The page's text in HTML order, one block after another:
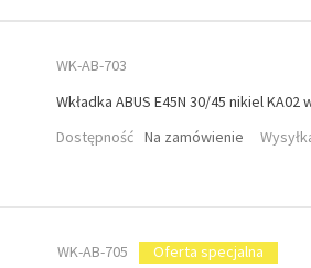
WK-AB-703
Wkładka ABUS E45N 30/45 nikiel
Dostępność Na zamówienie
WK-AB-705
Oferta specjalna